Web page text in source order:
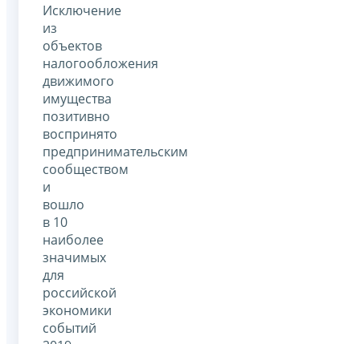
Исключение
из
объектов
налогообложения
движимого
имущества
позитивно
воспринято
предпринимательским
сообществом
и
вошло
в 10
наиболее
значимых
для
российской
экономики
событий